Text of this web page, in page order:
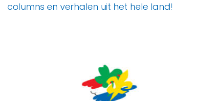
columns en verhalen uit het hele land!